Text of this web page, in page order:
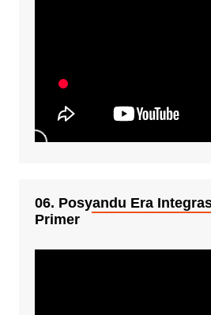
06. Posyandu Era
Primer